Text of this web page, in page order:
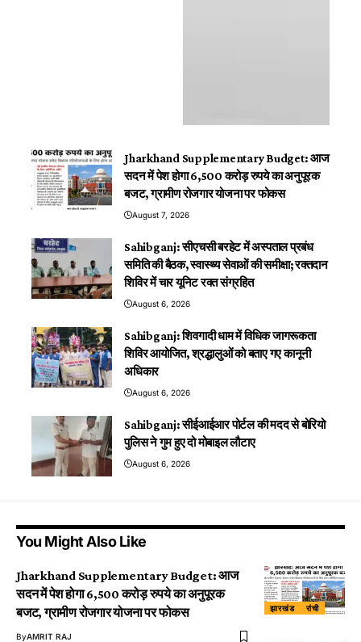
Jharkhand Supplementary Budget: आज
सदन में पेश होगा 6,500 करोड़ रुपये का अनुपूरक
बजट, ग्रामीण रोजगार योजना पर फोकस
August 7, 2026
Sahibganj: सीएचसी बरहेट में अस्पताल प्रबंध
समिति की बैठक, स्वास्थ्य सेवाओं की समीक्षा; रक्तदान
शिविर में चार यूनिट रक्त संग्रहित
August 6, 2026
Sahibganj: शिवगादी धाम में विधिक जागरूकता
शिविर आयोजित, श्रद्धालुओं को बताए गए कानूनी
अधिकार
August 6, 2026
Sahibganj: सीईआईआर पोर्टल की मदद से बोरियो
पुलिस ने गुम हुए दो मोबाइल लौटाए
August 6, 2026
You Might Also Like
झारखंड रांची
Jharkhand Supplementary Budget: आज
सदन में पेश होगा 6,500 करोड़ रुपये का अनुपूरक
बजट, ग्रामीण रोजगार योजना पर फोकस
ByAMRIT RAJ